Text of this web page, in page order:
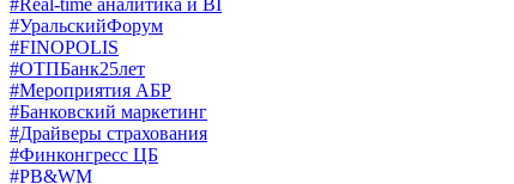
#УральскийФорум
#FINOPOLIS
#ОТПБанк25лет
#Мероприятия АБР
#Банковский маркетинг
#Драйверы страхования
#Финконгресс ЦБ
#PB&WM